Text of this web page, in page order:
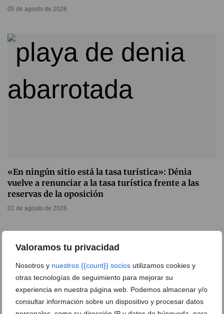
Valoramos tu privacidad
Nosotros y nuestros {{count}} socios utilizamos cookies y
otras tecnologías de seguimiento para mejorar su
experiencia en nuestra página web. Podemos almacenar y/o
consultar información sobre un dispositivo y procesar datos
05 de agosto de 2026
«En ningún sitio está la tasa turística»: Dénia
vuelve a renunciar a la tasa turística frente a las
reservas de la oposición
01 de agosto de 2026